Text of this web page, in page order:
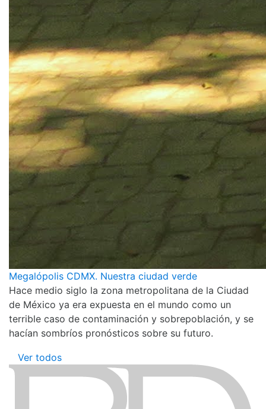
Megalópolis CDMX. Nuestra ciudad verde
Hace medio siglo la zona metropolitana de la Ciudad
de México ya era expuesta en el mundo como un
terrible caso de contaminación y sobrepoblación, y se
hacían sombríos pronósticos sobre su futuro.
Ver todos